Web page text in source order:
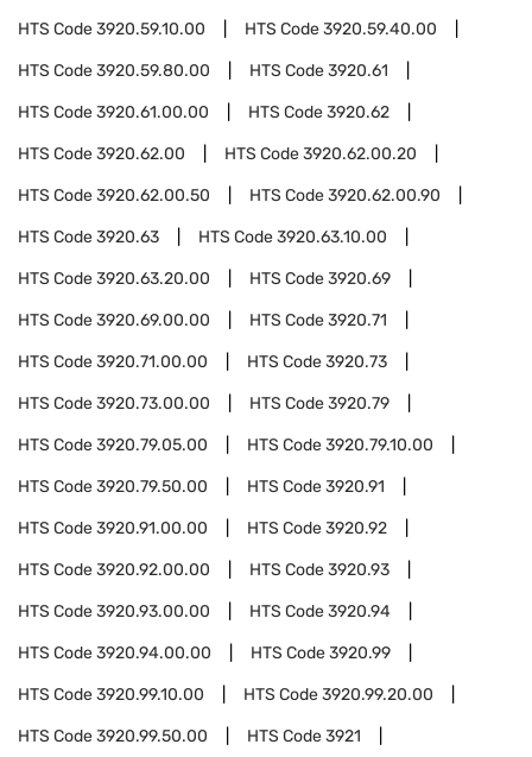
HTS Code3920.59.10.00 HTS Code3920.59.40.00
HTS Code3920.59.80.00 HTS Code3920.61
HTS Code3920.61.00.00 HTS Code3920.62
HTS Code3920.62.00 HTS Code3920.62.00.20
HTS Code3920.62.00.50 HTS Code3920.62.00.90
HTS Code3920.63 HTS Code3920.63.10.00
HTS Code3920.63.20.00 HTS Code3920.69
HTS Code3920.69.00.00 HTS Code3920.71
HTS Code3920.71.00.00 HTS Code3920.73
HTS Code3920.73.00.00 HTS Code3920.79
HTS Code3920.79.05.00 HTS Code3920.79.10.00
HTS Code3920.79.50.00 HTS Code3920.91
HTS Code3920.91.00.00 HTS Code3920.92
HTS Code3920.92.00.00 HTS Code3920.93
HTS Code3920.93.00.00 HTS Code3920.94
HTS Code3920.94.00.00 HTS Code3920.99
HTS Code3920.99.10.00 HTS Code3920.99.20.00
HTS Code3920.99.50.00 HTS Code3921